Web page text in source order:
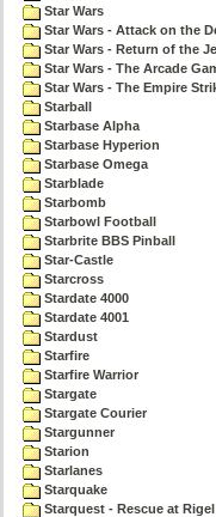
Star Wars
Star Wars - Attack on the
Star Wars - Return of the
Star Wars - The Arcade
Star Wars - The Empire
Starball
Starbase Alpha
Starbase Hyperion
Starbase Omega
Starblade
Starbomb
Starbowl Football
Starbrite BBS Pinball
Star-Castle
Starcross
Stardate 4000
Stardate 4001
Stardust
Starfire
Starfire Warrior
Stargate
Stargate Courier
Stargunner
Starion
Starlanes
Starquake
Starquest - Rescue at Rigel